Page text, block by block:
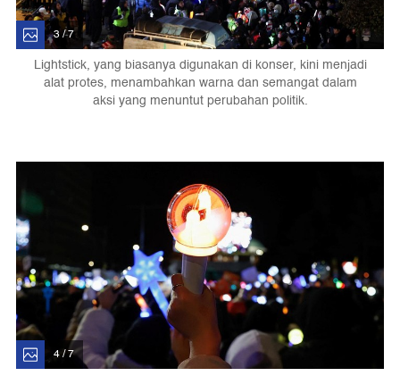
3 / 7
Lightstick, yang biasanya digunakan di konser, kini menjadi
alat protes, menambahkan warna dan semangat dalam
aksi yang menuntut perubahan politik.
4 / 7